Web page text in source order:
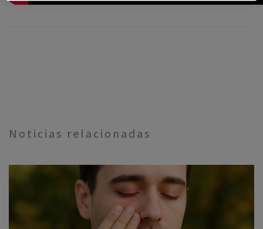
Noticias relacionadas